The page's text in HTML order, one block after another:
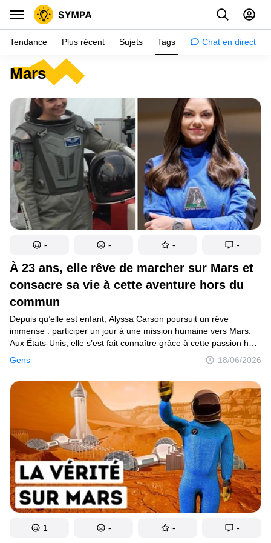
Mars
À 23 ans, elle rêve de marcher sur Mars et
consacre sa vie à cette aventure hors du
commun
Gens 18/06/2026
Depuis qu’elle est enfant, Alyssa Carson poursuit un rêve
immense : participer un jour à une mission humaine vers Mars.
Aux États-Unis, elle s’est fait connaître grâce à cette passion hors
norme, qu’elle n’a jamais traitée comme une simple envie
- - - -
1 - - -
Tendance Plus récent Sujets Tags Chat en direct
Inspiration
Psychologie
Conseils
Filles
Couple
Histoires
Éducation
Maison
Bien-être
Admiration
Animaux
Photographie